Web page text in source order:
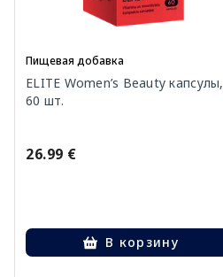
Пищевая добавка
ELITE Women’s Beauty капсулы,
60 шт.
26.99 €
В корзину